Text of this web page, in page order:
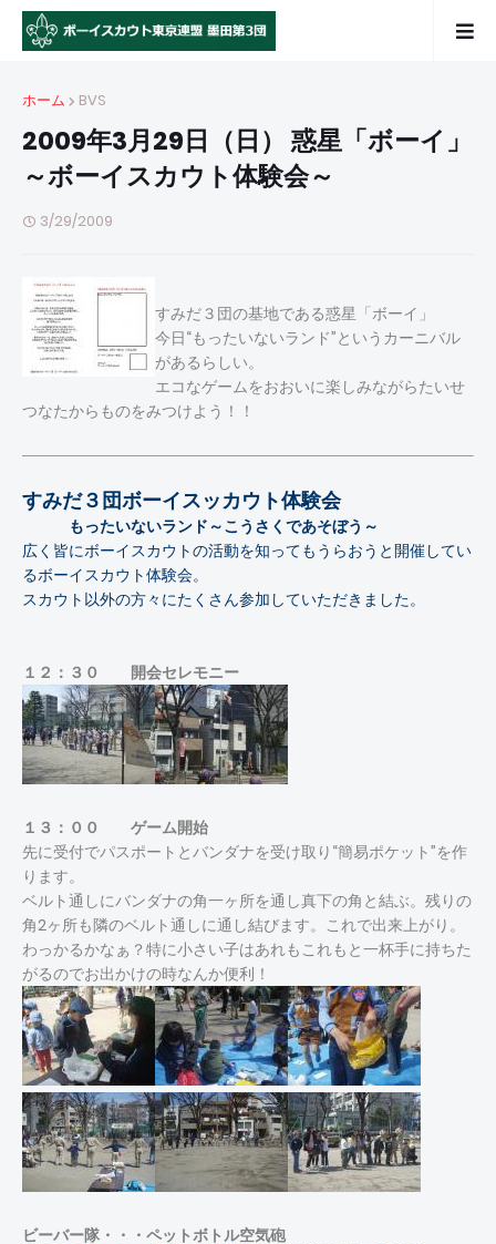
ホーム BVS
2009年3月29日（日） 惑星「ボーイ」
～ボーイスカウト体験会～
3/29/2009
すみだ３団の基地である惑星「ボーイ」
今日“もったいないランド”というカーニバル
があるらしい。
エコなゲームをおおいに楽しみながらたいせ
つなたからものをみつけよう！！
すみだ３団ボーイスッカウト体験会
もったいないランド～こうさくであそぼう～
広く皆にボーイスカウトの活動を知ってもうらおうと開催してい
るボーイスカウト体験会。
スカウト以外の方々にたくさん参加していただきました。
１２：３０ 開会セレモニー
１３：００ ゲーム開始
先に受付でパスポートとバンダナを受け取り“簡易ポケット”を作
ります。
ベルト通しにバンダナの角一ヶ所を通し真下の角と結ぶ。残りの
角2ヶ所も隣のベルト通しに通し結びます。これで出来上がり。
わっかるかなぁ？特に小さい子はあれもこれもと一杯手に持ちた
がるのでお出かけの時なんか便利！
ビーバー隊・・・ペットボトル空気砲